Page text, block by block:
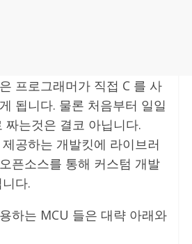
프로그래머가 직접 C 를 사
됩니다. 물론 처음부터 일일
짜는것은 결코 아닙니다.
공하는 개발킷에 라이브러
픈소스를 통해 커스텀 개발
다.
하는 MCU 들은 대략 아래와